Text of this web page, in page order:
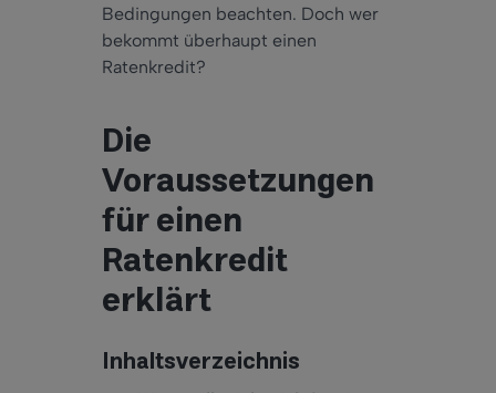
Bedingungen beachten. Doch wer
bekommt überhaupt einen
Ratenkredit?
Die
Voraussetzungen
für einen
Ratenkredit
erklärt
Inhaltsverzeichnis